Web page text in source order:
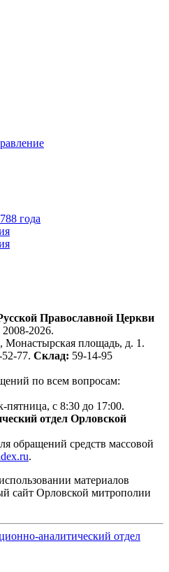
года
Православной Церкви
2008-2026.
Монастырская площадь, д. 1.
77. Склад: 59-14-95
по всем вопросам:
пятница, с 8:30 до 17:00.
отдел Орловской
обращений средств массовой
.
материалов
сайт Орловской митрополии
аналитический отдел